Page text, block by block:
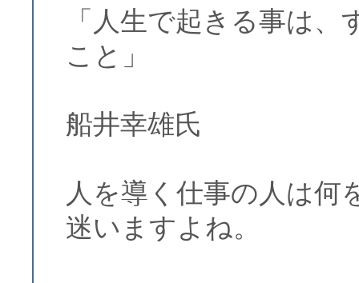
「人生で起きる事は
こと」
船井幸雄氏
人を導く仕事の人は何
迷いますよね。